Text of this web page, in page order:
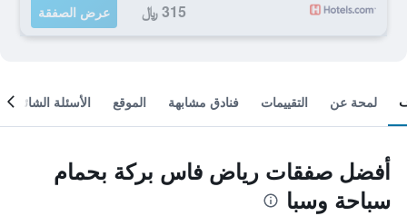
315 ﷼ عرض الصفقة
لمحة عن التقييمات فنادق مشابهة الموقع الأسئلة الشائعة
أفضل صفقات رياض فاس بركة بحمام
سباحة وسبا